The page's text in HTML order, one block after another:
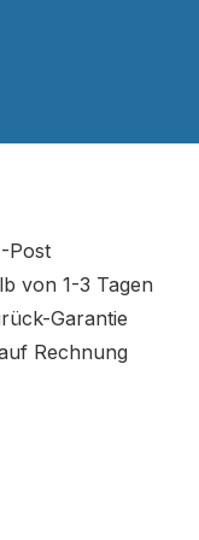
Post
von 1-3 Tagen
Garantie
Rechnung